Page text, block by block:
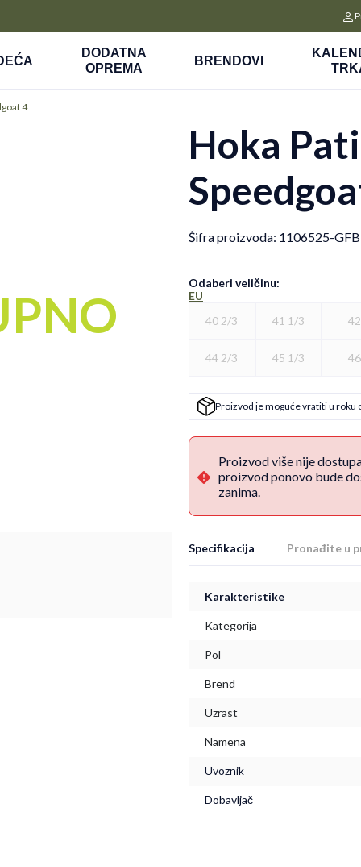
DODATNA
OPREMA
BRENDOVI
4
Hoka
Šifra proizvoda: 1106525-
Odaberi veličinu:
EU
40 2/3 41 1/3 42
44 2/3 45 1/3 46
Proizvod je moguće vratiti u roku
Proizvod više nije
proizvod ponovo bude
zanima.
Specifikacija Pronađite u
Karakteristike
Kategorija
Pol
Brend
Uzrast
Namena
Uvoznik
Dobavljač